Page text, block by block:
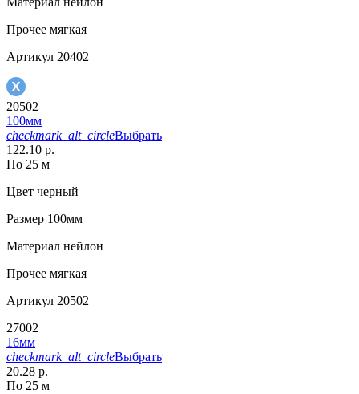
Прочее мягкая
Артикул 20402
20502
100мм
checkmark_alt_circleВыбрать
122.10 р.
По 25 м
Цвет черный
Размер 100мм
Материал нейлон
Прочее мягкая
Артикул 20502
27002
16мм
checkmark_alt_circleВыбрать
20.28 р.
По 25 м